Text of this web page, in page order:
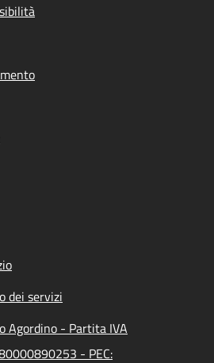
dei servizi
Agordino - Partita IVA
- PEC: